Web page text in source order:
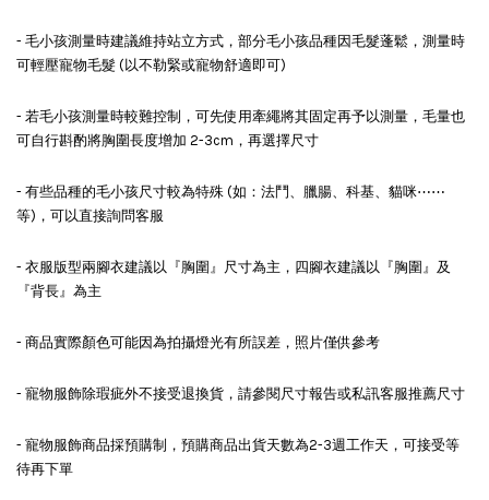
- 毛小孩測量時建議維持站立方式，部分毛小孩品種因毛髮蓬鬆，測量時
可輕壓寵物毛髮 (以不勒緊或寵物舒適即可)
- 若毛小孩測量時較難控制，可先使用牽繩將其固定再予以測量，毛量也
可自行斟酌將胸圍長度增加 2-3cm，再選擇尺寸
- 有些品種的毛小孩尺寸較為特殊 (如：法鬥、臘腸、科基、貓咪⋯⋯
等)，可以直接詢問客服
- 衣服版型兩腳衣建議以『胸圍』尺寸為主，四腳衣建議以『胸圍』及
『背長』為主
- 商品實際顏色可能因為拍攝燈光有所誤差，照片僅供參考
- 寵物服飾除瑕疵外不接受退換貨，請參閱尺寸報告或私訊客服推薦尺寸
- 寵物服飾商品採預購制，預購商品出貨天數為2-3週工作天，可接受等
待再下單